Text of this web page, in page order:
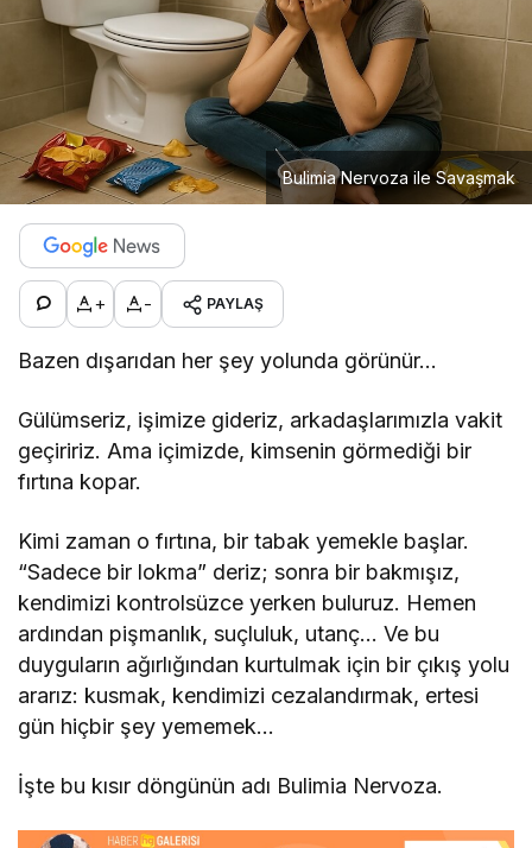
Bulimia Nervoza ile Savaşmak
+ - PAYLAŞ
Bazen dışarıdan her şey yolunda görünür…
Gülümseriz, işimize gideriz, arkadaşlarımızla vakit
geçiririz. Ama içimizde, kimsenin görmediği bir
fırtına kopar.
Kimi zaman o fırtına, bir tabak yemekle başlar.
“Sadece bir lokma” deriz; sonra bir bakmışız,
kendimizi kontrolsüzce yerken buluruz. Hemen
ardından pişmanlık, suçluluk, utanç… Ve bu
duyguların ağırlığından kurtulmak için bir çıkış yolu
ararız: kusmak, kendimizi cezalandırmak, ertesi
gün hiçbir şey yememek…
İşte bu kısır döngünün adı Bulimia Nervoza.